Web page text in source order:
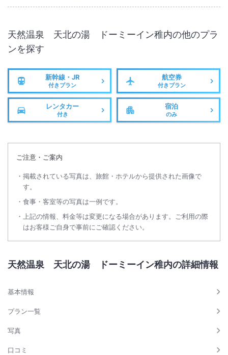
天然温泉 天北の湯 ドーミーイン稚内の他のプラ
ンを探す
新幹線・JR
付きプラン
航空券
付きプラン
レンタカー
付き
宿泊
のみ
ご注意・ご案内
掲載されている写真は、旅館・ホテルから提供された画像で
す。
食事・客室等の写真は一例です。
上記の情報、料金等は変更になる場合があります。ご利用の際
はお客様ご自身で事前にご確認ください。
天然温泉 天北の湯 ドーミーイン稚内の詳細情報
基本情報
プラン一覧
写真
口コミ